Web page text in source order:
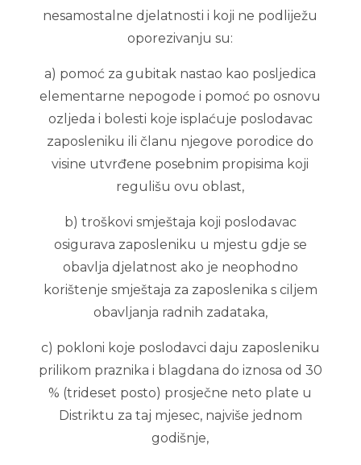
nesamostalne djelatnosti i koji ne podliježu
oporezivanju su:
a) pomoć za gubitak nastao kao posljedica
elementarne nepogode i pomoć po osnovu
ozljeda i bolesti koje isplaćuje poslodavac
zaposleniku ili članu njegove porodice do
visine utvrđene posebnim propisima koji
regulišu ovu oblast,
b) troškovi smještaja koji poslodavac
osigurava zaposleniku u mjestu gdje se
obavlja djelatnost ako je neophodno
korištenje smještaja za zaposlenika s ciljem
obavljanja radnih zadataka,
c) pokloni koje poslodavci daju zaposleniku
prilikom praznika i blagdana do iznosa od 30
% (trideset posto) prosječne neto plate u
Distriktu za taj mjesec, najviše jednom
godišnje,